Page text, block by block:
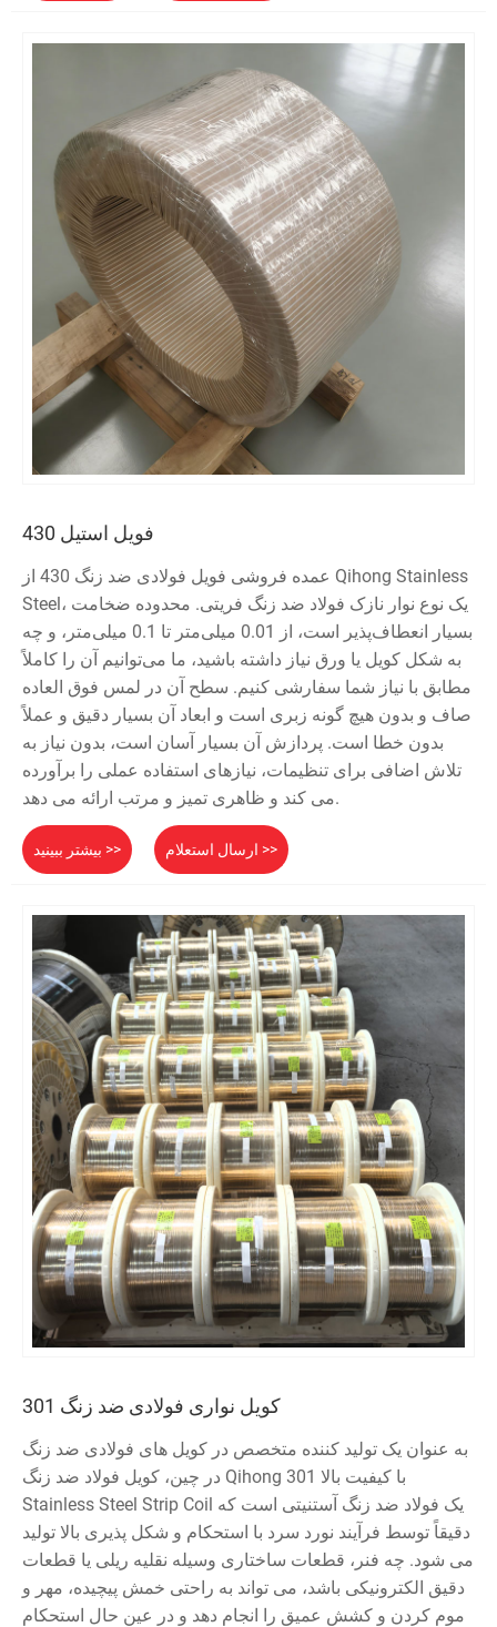
فویل استیل 430
عمده فروشی فویل فولادی ضد زنگ 430 از Qihong Stainless
Steel، یک نوع نوار نازک فولاد ضد زنگ فریتی. محدوده ضخامت
بسیار انعطاف‌پذیر است، از 0.01 میلی‌متر تا 0.1 میلی‌متر، و چه
به شکل کویل یا ورق نیاز داشته باشید، ما می‌توانیم آن را کاملاً
مطابق با نیاز شما سفارشی کنیم. سطح آن در لمس فوق العاده
صاف و بدون هیچ گونه زبری است و ابعاد آن بسیار دقیق و عملاً
بدون خطا است. پردازش آن بسیار آسان است، بدون نیاز به
تلاش اضافی برای تنظیمات، نیازهای استفاده عملی را برآورده
می کند و ظاهری تمیز و مرتب ارائه می دهد.
بیشتر ببینید >> ارسال استعلام >>
کویل نواری فولادی ضد زنگ 301
به عنوان یک تولید کننده متخصص در کویل های فولادی ضد زنگ
در چین، کویل فولاد ضد زنگ Qihong با کیفیت بالا 301
Stainless Steel Strip Coil یک فولاد ضد زنگ آستنیتی است که
دقیقاً توسط فرآیند نورد سرد با استحکام و شکل پذیری بالا تولید
می شود. چه فنر، قطعات ساختاری وسیله نقلیه ریلی یا قطعات
دقیق الکترونیکی باشد، می تواند به راحتی خمش پیچیده، مهر و
موم کردن و کشش عمیق را انجام دهد و در عین حال استحکام